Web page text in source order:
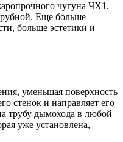
чугуна ЧХ1.
Еще больше
больше эстетики и
уменьшая поверхность
стенок и направляет его
трубу дымохода в любой
уже установлена,